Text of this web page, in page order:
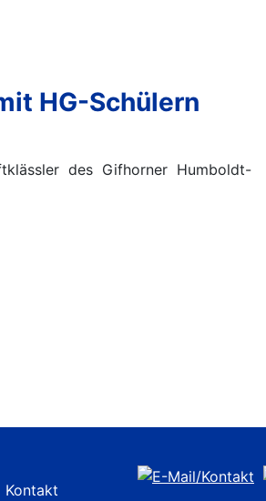
HG-Schülern
des Gifhorner Humboldt-
Kontakt